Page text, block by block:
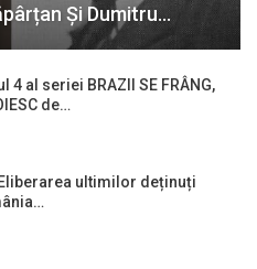
Și Dumitru…
4 al seriei BRAZII SE FRÂNG,
de…
ultimilor deținuți